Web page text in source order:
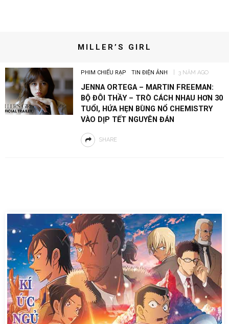
MILLER’S GIRL
PHIM CHIẾU RẠP TIN ĐIỆN ẢNH 3 NĂM AGO
JENNA ORTEGA – MARTIN FREEMAN:
BỘ ĐÔI THẦY – TRÒ CÁCH NHAU HƠN 30
TUỔI, HỨA HẸN BÙNG NỔ CHEMISTRY
VÀO DỊP TẾT NGUYÊN ĐÁN
SHARE